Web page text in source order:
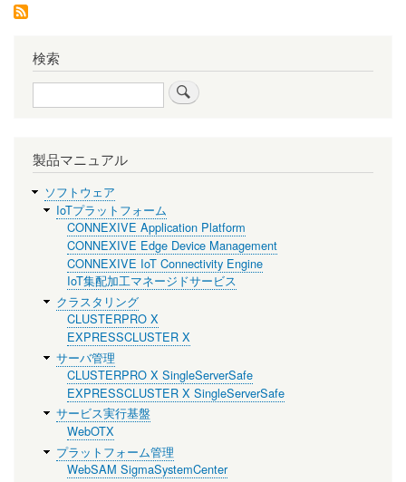
検索
検
索
製品マニュアル
ソフトウェア
IoTプラットフォーム
CONNEXIVE Application Platform
CONNEXIVE Edge Device Management
CONNEXIVE IoT Connectivity Engine
IoT集配加工マネージドサービス
クラスタリング
CLUSTERPRO X
EXPRESSCLUSTER X
サーバ管理
CLUSTERPRO X SingleServerSafe
EXPRESSCLUSTER X SingleServerSafe
サービス実行基盤
WebOTX
プラットフォーム管理
WebSAM SigmaSystemCenter